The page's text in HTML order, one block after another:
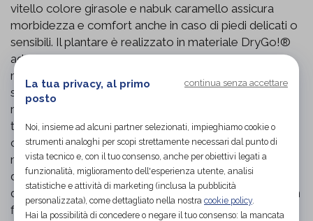
vitello colore girasole e nabuk caramello assicura
morbidezza e comfort anche in caso di piedi delicati o
sensibili. Il plantare è realizzato in materiale DryGo!®
ad elevata capacità di assorbimento dell’umidità:
mentre il sandalo è indossato il sottopiede cattura
sudore e umidità, una volta sfilato si asciuga
rapidamente, lasciando il piede asciutto e fresco per
tutto il giorno. Ideale come calzatura sanitaria e
ortopedica estiva, indicata per chi necessita di
maggiore stabilità e ammortizzazione. Articolo
detraibile come dispositivo medico CE: per usufruire
della detrazione è necessario fornire il codice fiscale in
fase d’ordine.
La tua privacy, al primo
posto
continua senza accettare
Noi, insieme ad alcuni partner selezionati, impieghiamo cookie o
strumenti analoghi per scopi strettamente necessari dal punto di
vista tecnico e, con il tuo consenso, anche per obiettivi legati a
funzionalità, miglioramento dell'esperienza utente, analisi
statistiche e attività di marketing (inclusa la pubblicità
personalizzata), come dettagliato nella nostra cookie policy.
Hai la possibilità di concedere o negare il tuo consenso: la mancata